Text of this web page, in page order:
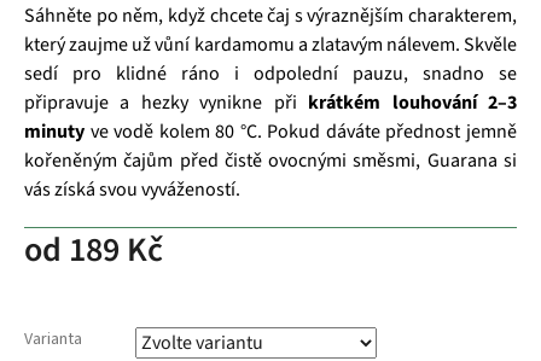
od 189 Kč
Varianta
Sáhněte po něm, když chcete čaj s výraznějším charakterem,
který zaujme už vůní kardamomu a zlatavým nálevem. Skvěle
sedí pro klidné ráno i odpolední pauzu, snadno se
připravuje a hezky vynikne při krátkém louhování 2–3
minuty ve vodě kolem 80 °C. Pokud dáváte přednost jemně
kořeněným čajům před čistě ovocnými směsmi, Guarana si
vás získá svou vyvážeností.